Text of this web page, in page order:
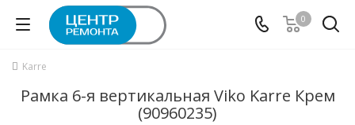
0
Karre
Рамка 6-я вертикальная Viko Karre Крем
(90960235)